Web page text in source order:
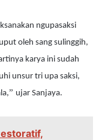
ngupasaksi
oleh sang sulinggih,
karya ini sudah
unsur tri upa saksi,
” ujar Sanjaya.